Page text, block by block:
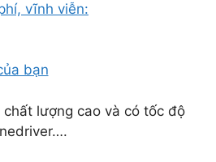
vĩnh viễn:
bạn
lượng cao và có tốc độ